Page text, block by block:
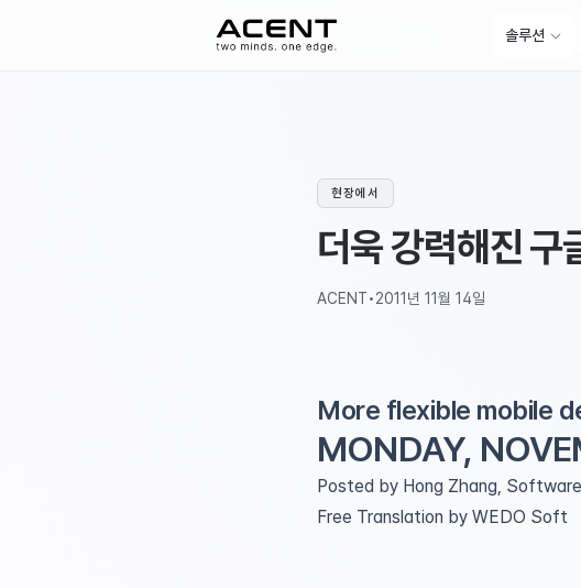
ACENT 솔루션
현장에서
더욱 강력해진 구
ACENT•2011년 11월 14일
More flexible mobile
MONDAY,
Posted by Hong Zhang,
Free Translation by WEDO Soft